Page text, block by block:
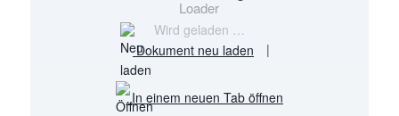
Wird geladen …
Dokument neu laden |
In einem neuen Tab öffnen